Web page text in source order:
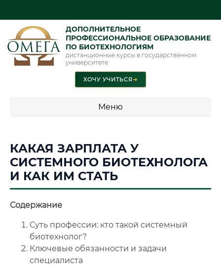
ДОПОЛНИТЕЛЬНОЕ
ПРОФЕССИОНАЛЬНОЕ ОБРАЗОВАНИЕ
ПО БИОТЕХНОЛОГИЯМ
дистанционные курсы в государственном
университете
ХОЧУ УЧИТЬСЯ➜
Меню
Стоимость по программам обучения "Биотехнологии"
📜 Документы и аккредитация ФИС ФРДО
🔍Нажмите на документ для увеличения и просмотра
КАКАЯ ЗАРПЛАТА У
СИСТЕМНОГО БИОТЕХНОЛОГА
И КАК ИМ СТАТЬ
Содержание
Суть профессии: кто такой системный
биотехнолог?
Ключевые обязанности и задачи
специалиста